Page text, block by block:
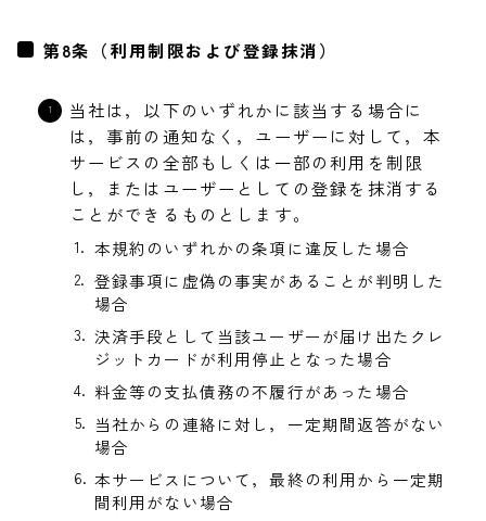
第8条（利用制限および登録抹消）
当社は，以下のいずれかに該当する場合に
は，事前の通知なく，ユーザーに対して，本
サービスの全部もしくは一部の利用を制限
し，またはユーザーとしての登録を抹消する
ことができるものとします。
本規約のいずれかの条項に違反した場合
登録事項に虚偽の事実があることが判明した
場合
決済手段として当該ユーザーが届け出たクレ
ジットカードが利用停止となった場合
料金等の支払債務の不履行があった場合
当社からの連絡に対し，一定期間返答がない
場合
本サービスについて，最終の利用から一定期
間利用がない場合